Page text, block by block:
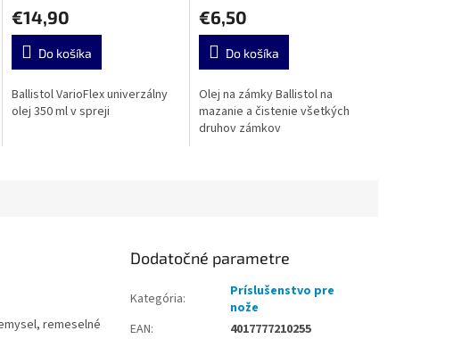
€14,90
Do košíka
Ballistol VarioFlex univerzálny
olej 350 ml v spreji
€6,50
Do košíka
Olej na zámky Ballistol na
mazanie a čistenie všetkých
druhov zámkov
remeselné
Dodatočné parametre
Kategória:
Príslušenstvo pre
nože
EAN:
4017777210255